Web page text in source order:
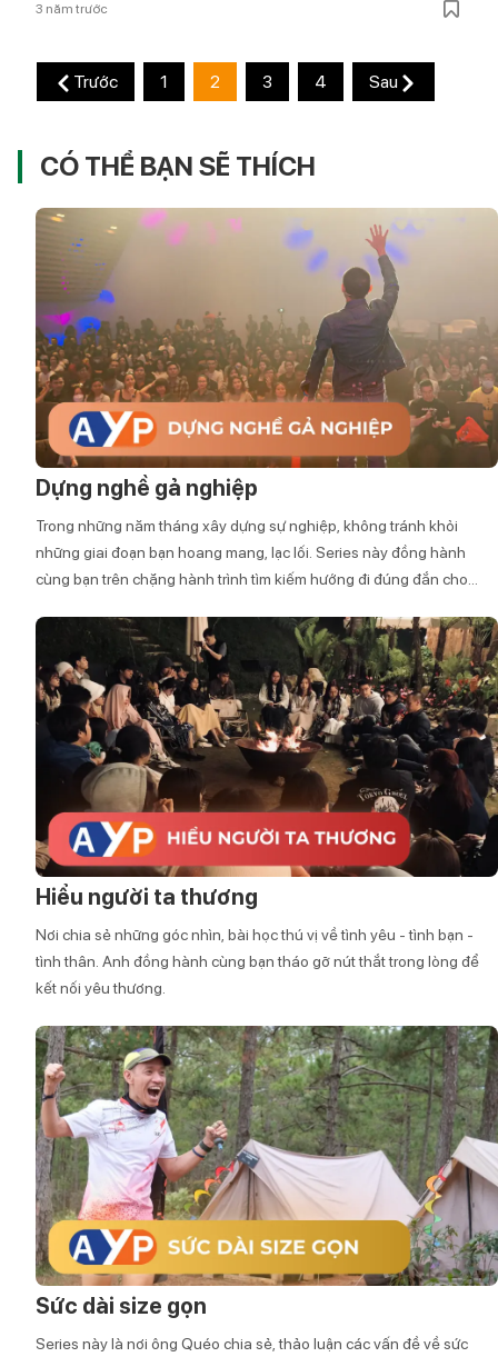
3 năm trước
Trước 1 2 3 4 Sau
CÓ THỂ BẠN SẼ THÍCH
Dựng nghề gả nghiệp
Trong những năm tháng xây dựng sự nghiệp, không tránh khỏi
những giai đoạn bạn hoang mang, lạc lối. Series này đồng hành
cùng bạn trên chặng hành trình tìm kiếm hướng đi đúng đắn cho
Hiểu người ta thương
Nơi chia sẻ những góc nhìn, bài học thú vị về tình yêu - tình bạn -
tình thân. Anh đồng hành cùng bạn tháo gỡ nút thắt trong lòng để
kết nối yêu thương.
Sức dài size gọn
Series này là nơi ông Quéo chia sẻ, thảo luận các vấn đề về sức